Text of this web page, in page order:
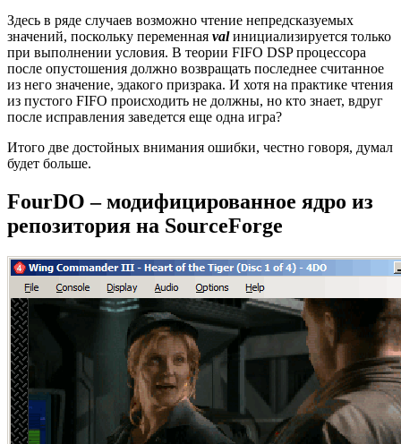
Здесь в ряде случаев возможно чтение непредсказуемых
значений, поскольку переменная valинициализируется только
при выполнении условия. В теории FIFO DSP процессора
после опустошения должно возвращать последнее считанное
из него значение, эдакого призрака. И хотя на практике чтения
из пустого FIFO происходить не должны, но кто знает, вдруг
после исправления заведется еще одна игра?
Итого две достойных внимания ошибки, честно говоря, думал
будет больше.
FourDO – модифицированное ядро из
репозитория на SourceForge